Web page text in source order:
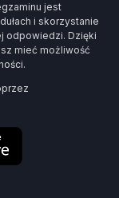
jest
i skorzystanie
odpowiedzi. Dzięki
mieć możliwość